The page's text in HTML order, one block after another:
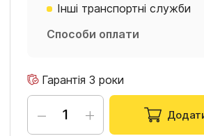
Інші транспортні служби
Способи оплати
Гарантія 3 роки
− +